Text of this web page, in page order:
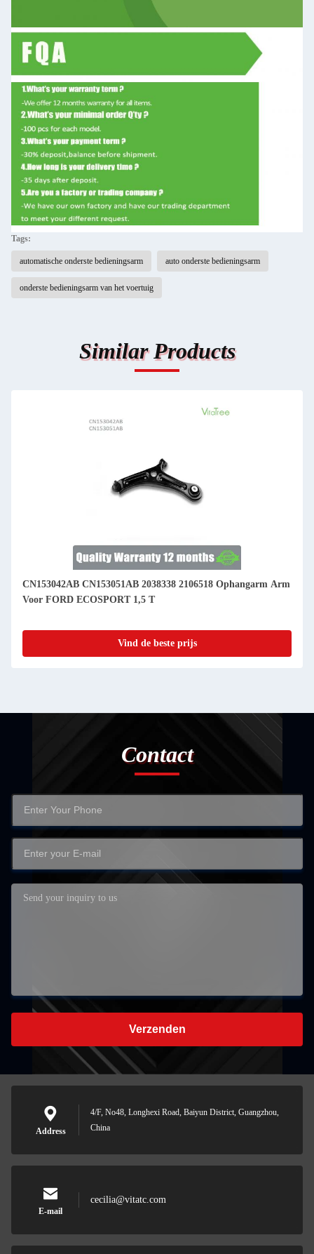
Tags:
automatische onderste bedieningsarm auto onderste bedieningsarm
onderste bedieningsarm van het voertuig
Similar Products
CN153042AB CN153051AB 2038338 2106518 Ophangarm Arm
Voor FORD ECOSPORT 1,5 T
Vind de beste prijs
Contact
Verzenden
Address
4/F, No48, Longhexi Road, Baiyun District, Guangzhou,
China
E-mail
cecilia@vitatc.com